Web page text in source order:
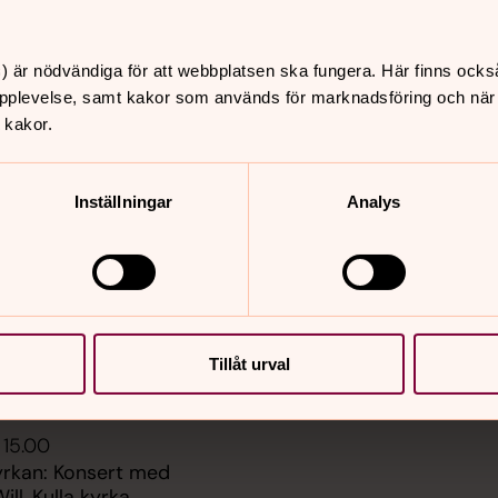
är nödvändiga för att webbplatsen ska fungera. Här finns
samt kakor som används för marknadsföring och
Inställningar Analys
Tillåt urval
9/9, Gamla kyrkskolan
Nysätra kyrka
TILLFÄLLIGT
9/8, Gamla kyrkskolan
Konsert med
Hitta snabbt
Kontakt
Samtal och stöd